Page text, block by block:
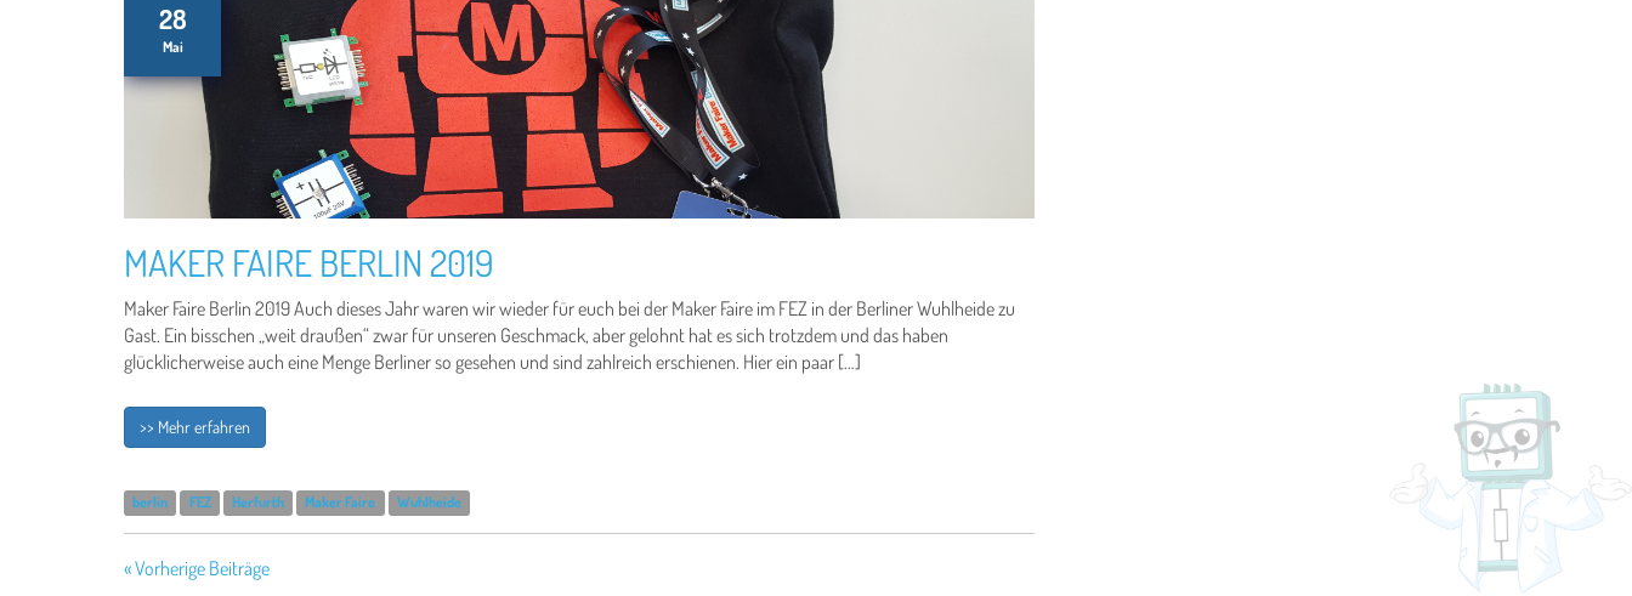
28
Mai
MAKER FAIRE BERLIN 2019
Maker Faire Berlin 2019 Auch dieses Jahr waren wir wieder für euch bei der Maker Faire im FEZ in der Berliner Wuhlheide zu
Gast. Ein bisschen „weit draußen“ zwar für unseren Geschmack, aber gelohnt hat es sich trotzdem und das haben
glücklicherweise auch eine Menge Berliner so gesehen und sind zahlreich erschienen. Hier ein paar […]
>> Mehr erfahren
berlin FEZ Herfurth Maker Faire Wuhlheide
« Vorherige Beiträge